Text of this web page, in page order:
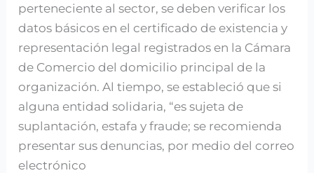
perteneciente al sector, se deben verificar los
datos básicos en el certificado de existencia y
representación legal registrados en la Cámara
de Comercio del domicilio principal de la
organización. Al tiempo, se estableció que si
alguna entidad solidaria, “es sujeta de
suplantación, estafa y fraude; se recomienda
presentar sus denuncias, por medio del correo
electrónico